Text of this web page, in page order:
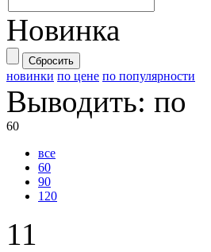
Новинка
Сбросить
новинки по цене по популярности
Выводить: по
60
все
60
90
120
11